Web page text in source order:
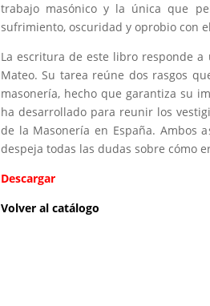
trabajo masónico y la única que
sufrimiento, oscuridad y oprobio con
La escritura de este libro responde a
Mateo. Su tarea reúne dos rasgos
masonería, hecho que garantiza su
ha desarrollado para reunir los
de la Masonería en España. Ambos
despeja todas las dudas sobre cómo
Descargar
Volver al catálogo